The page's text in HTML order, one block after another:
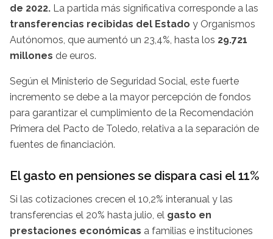
de 2022. La partida más significativa corresponde a las
transferencias recibidas del Estado y Organismos
Autónomos, que aumentó un 23,4%, hasta los 29.721
millones de euros.
Según el Ministerio de Seguridad Social, este fuerte
incremento se debe a la mayor percepción de fondos
para garantizar el cumplimiento de la Recomendación
Primera del Pacto de Toledo, relativa a la separación de
fuentes de financiación.
El gasto en pensiones se dispara casi el 11%
Si las cotizaciones crecen el 10,2% interanual y las
transferencias el 20% hasta julio, el gasto en
prestaciones económicas a familias e instituciones